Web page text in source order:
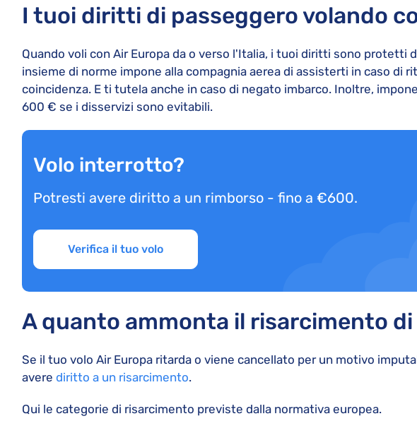
I tuoi diritti di passeggero volando
Quando voli con Air Europa da o verso l'Italia, i tuoi diritti sono protetti
insieme di norme impone alla compagnia aerea di assisterti in caso di
coincidenza. E ti tutela anche in caso di negato imbarco. Inoltre,
600 € se i disservizi sono evitabili.
Volo interrotto?
Potresti avere diritto a un rimborso - fino a €600.
Verifica il tuo volo
A quanto ammonta il risarcimento di
Se il tuo volo Air Europa ritarda o viene cancellato per un motivo
avere diritto a un risarcimento.
Qui le categorie di risarcimento previste dalla normativa europea.